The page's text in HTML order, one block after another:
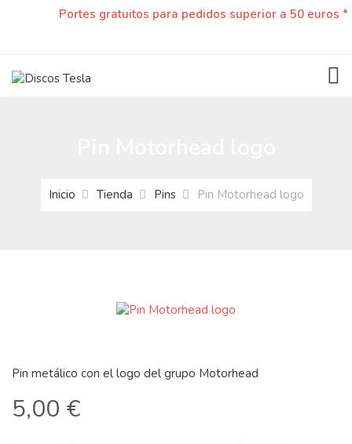
Portes gratuitos para pedidos superior a 50 euros *
Inicio Tienda Pins Pin Motorhead logo
Pin metálico con el logo del grupo Motorhead
5,00 €